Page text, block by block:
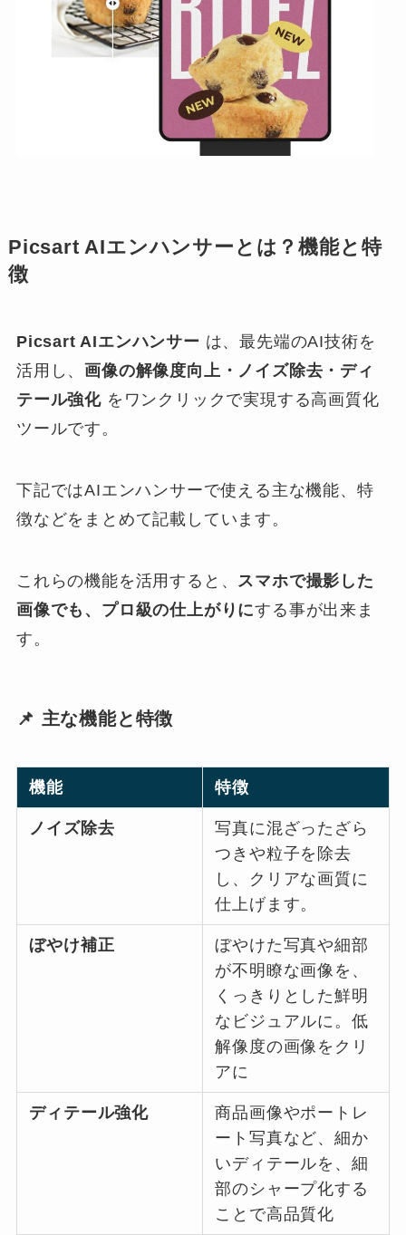
Picsart AIエンハンサーとは？機能と特
徴
Picsart AIエンハンサー は、最先端のAI技術を
活用し、 画像の解像度向上・ノイズ除去・ディ
テール強化をワンクリックで実現する高画質化
ツールです。
下記ではAIエンハンサーで使える主な機能、特
徴などをまとめて記載しています。
これらの機能を活用すると、 スマホで撮影した
画像でも、プロ級の仕上がりにする事が出来ま
す。
📌 主な機能と特徴
機能 特徴
ノイズ除去
写真に混ざったざら
つきや粒子を除去
し、クリアな画質に
仕上げます。
ぼやけ補正
ぼやけた写真や細部
が不明瞭な画像を、
くっきりとした鮮明
なビジュアルに。低
解像度の画像をクリ
アに
ディテール強化
商品画像やポートレ
ート写真など、細か
いディテールを、細
部のシャープ化する
ことで高品質化